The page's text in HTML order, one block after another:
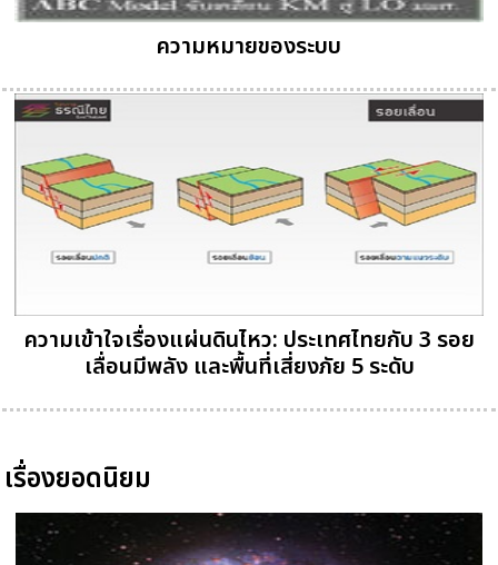
ความหมายของระบบ
ความเข้าใจเรื่องแผ่นดินไหว: ประเทศไทยกับ 3 รอย
เลื่อนมีพลัง และพื้นที่เสี่ยงภัย 5 ระดับ
เรื่องยอดนิยม